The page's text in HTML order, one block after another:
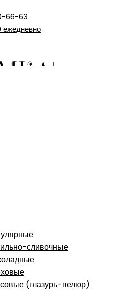
66-63
ежедневно
сливочные
(глазурь-велюр)